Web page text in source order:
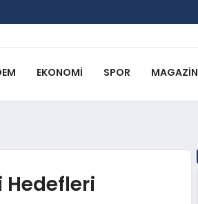
EKONOMI SPOR MAGAZIN
Hedefleri